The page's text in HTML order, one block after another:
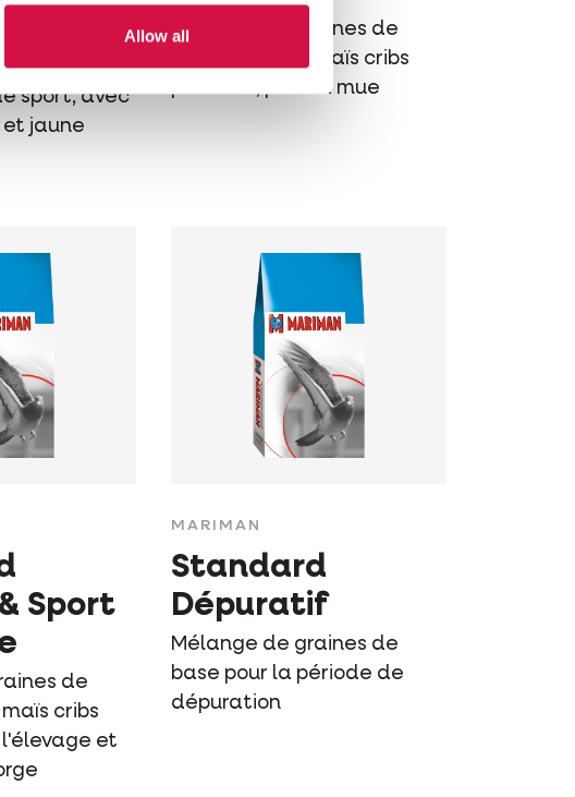
Allow all
Sport
sport, avec
et jaune
Mélange de graines de
base, avec du maïs cribs
premium, pour la mue
Sport
de
cribs
l'élevage et
MARIMAN
Standard
Dépuratif
Mélange de graines de
base pour la période de
dépuration